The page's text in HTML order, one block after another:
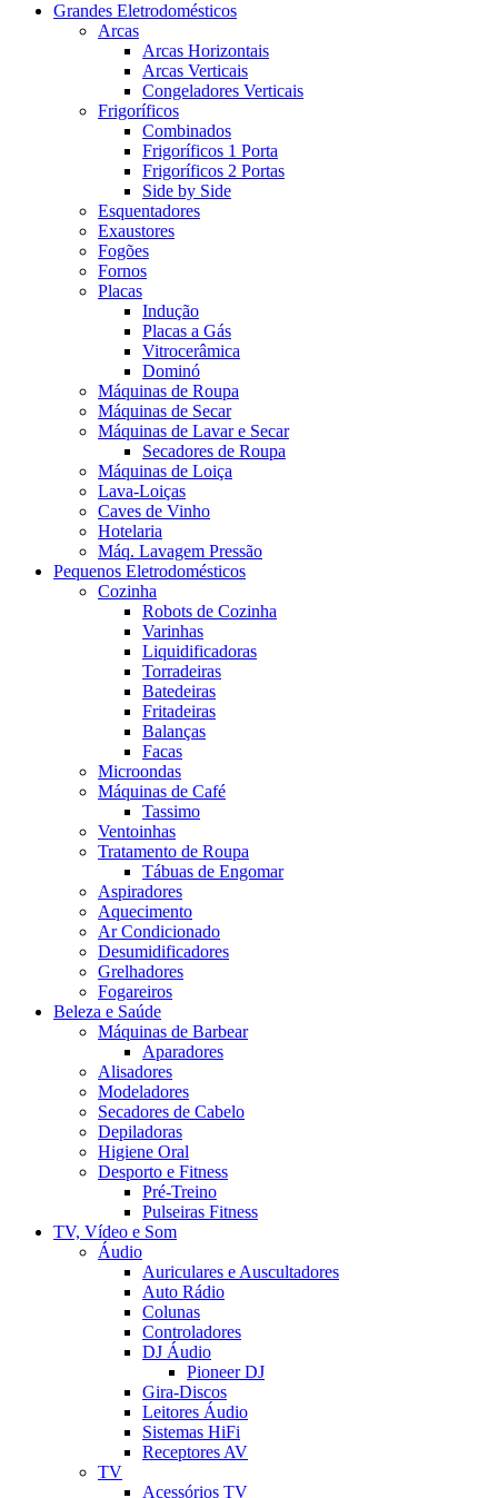
Grandes Eletrodomésticos
Arcas
Arcas Horizontais
Arcas Verticais
Congeladores Verticais
Frigoríficos
Combinados
Frigoríficos 1 Porta
Frigoríficos 2 Portas
Side by Side
Esquentadores
Exaustores
Fogões
Fornos
Placas
Indução
Placas a Gás
Vitrocerâmica
Dominó
Máquinas de Roupa
Máquinas de Secar
Máquinas de Lavar e Secar
Secadores de Roupa
Máquinas de Loiça
Lava-Loiças
Caves de Vinho
Hotelaria
Máq. Lavagem Pressão
Pequenos Eletrodomésticos
Cozinha
Robots de Cozinha
Varinhas
Liquidificadoras
Torradeiras
Batedeiras
Fritadeiras
Balanças
Facas
Microondas
Máquinas de Café
Tassimo
Ventoinhas
Tratamento de Roupa
Tábuas de Engomar
Aspiradores
Aquecimento
Ar Condicionado
Desumidificadores
Grelhadores
Fogareiros
Beleza e Saúde
Máquinas de Barbear
Aparadores
Alisadores
Modeladores
Secadores de Cabelo
Depiladoras
Higiene Oral
Desporto e Fitness
Pré-Treino
Pulseiras Fitness
TV, Vídeo e Som
Áudio
Auriculares e Auscultadores
Auto Rádio
Colunas
Controladores
DJ Áudio
Pioneer DJ
Gira-Discos
Leitores Áudio
Sistemas HiFi
Receptores AV
TV
Acessórios TV